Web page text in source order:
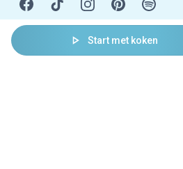
Start met koken